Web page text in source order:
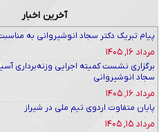
آخرین اخبار
پیام تبریک دکتر سجاد انوشیروانی به
مرداد ۱۶, ۱۴۰۵
برگزاری نشست کمیته اجرایی وزنه‌برداری
سجاد انوشیروانی
مرداد ۱۶, ۱۴۰۵
پایان متفاوت اردوی تیم ملی در شیراز
مرداد ۱۵, ۱۴۰۵